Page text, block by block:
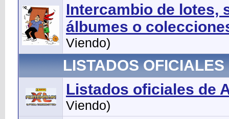
Intercambio de lotes,
álbumes o
Viendo)
LISTADOS
Listados oficiales de
Viendo)